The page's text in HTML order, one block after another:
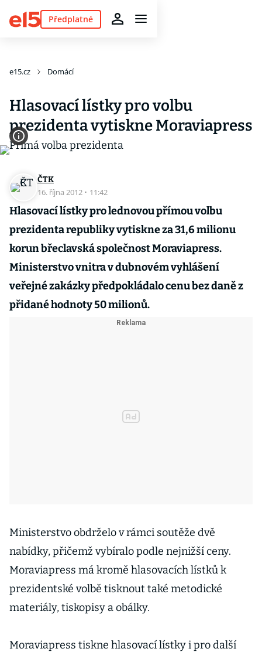
Předplatné
e15.cz Domácí
Hlasovací lístky pro volbu
prezidenta vytiskne Moraviapress
ČTK
16. října 2012 · 11:42
Hlasovací lístky pro lednovou přímou volbu
prezidenta republiky vytiskne za 31,6 milionu
korun břeclavská společnost Moraviapress.
Ministerstvo vnitra v dubnovém vyhlášení
veřejné zakázky předpokládalo cenu bez daně z
přidané hodnoty 50 milionů.
Ministerstvo obdrželo v rámci soutěže dvě
nabídky, přičemž vybíralo podle nejnižší ceny.
Moraviapress má kromě hlasovacích lístků k
prezidentské volbě tisknout také metodické
materiály, tiskopisy a obálky.
Moraviapress tiskne hlasovací lístky i pro další